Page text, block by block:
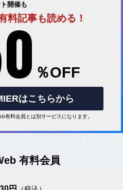
開催も
料記事も読める！
％OFF
はこちらから
料会員とは別サービスになります。
有料会員